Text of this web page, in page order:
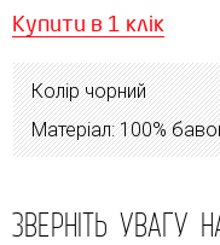
Купити в 1 клік
Колір чорний
Матеріал: 100%
ЗВЕРНІТЬ УВАГУ